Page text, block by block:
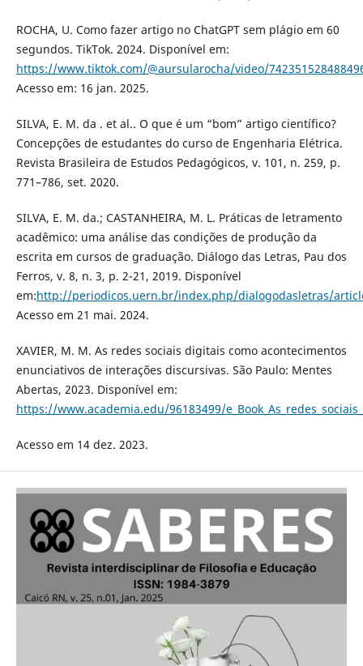
ROCHA, U. Como fazer artigo no ChatGPT sem plágio em 60
segundos. TikTok. 2024. Disponível em:
https://www.tiktok.com/@aursularocha/video/
Acesso em: 16 jan. 2025.
SILVA, E. M. da . et al.. O que é um “bom” artigo científico?
Concepções de estudantes do curso de Engenharia Elétrica.
Revista Brasileira de Estudos Pedagógicos, v. 101, n. 259, p.
771–786, set. 2020.
SILVA, E. M. da.; CASTANHEIRA, M. L. Práticas de letramento
acadêmico: uma análise das condições de produção da
escrita em cursos de graduação. Diálogo das Letras, Pau dos
Ferros, v. 8, n. 3, p. 2-21, 2019. Disponível
em:http://periodicos.uern.br/index.php/dialogodasletras/
Acesso em 21 mai. 2024.
XAVIER, M. M. As redes sociais digitais como acontecimentos
enunciativos de interações discursivas. São Paulo: Mentes
Abertas, 2023. Disponível em:
https://www.academia.edu/96183499/
Acesso em 14 dez. 2023.